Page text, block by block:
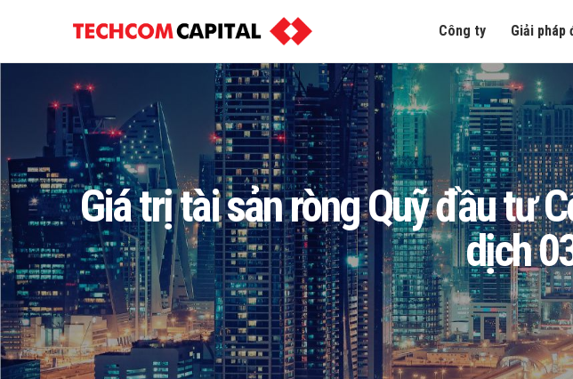
Công ty Giải pháp
Giá trị tài sản ròng Quỹ đầu tư
dịch